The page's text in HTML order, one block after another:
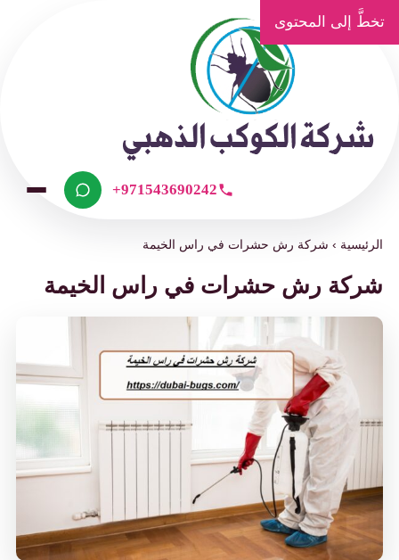
إلى المحتوى
+971543690242
›شركة رش حشرات في راس الخيمة
رش حشرات في راس الخيمة